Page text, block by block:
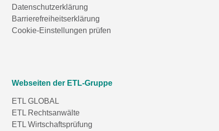
Datenschutzerklärung
Barrierefreiheitserklärung
Cookie-Einstellungen prüfen
Webseiten der ETL-Gruppe
ETL GLOBAL
ETL Rechtsanwälte
ETL Wirtschaftsprüfung